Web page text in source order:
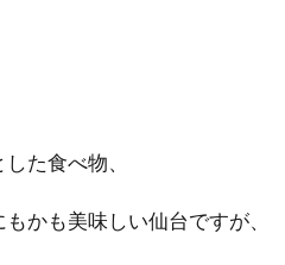
た食べ物、
かも美味しい仙台ですが、